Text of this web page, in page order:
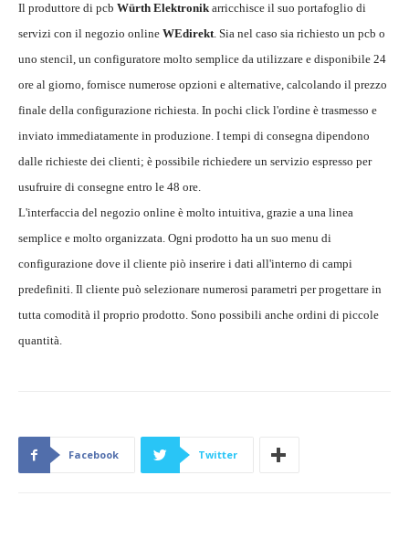
Il produttore di pcb Würth Elektronik arricchisce il suo portafoglio di
servizi con il negozio online WEdirekt. Sia nel caso sia richiesto un pcb o
uno stencil, un configuratore molto semplice da utilizzare e disponibile 24
ore al giorno, fornisce numerose opzioni e alternative, calcolando il prezzo
finale della configurazione richiesta. In pochi click l'ordine è trasmesso e
inviato immediatamente in produzione. I tempi di consegna dipendono
dalle richieste dei clienti; è possibile richiedere un servizio espresso per
usufruire di consegne entro le 48 ore.
L'interfaccia del negozio online è molto intuitiva, grazie a una linea
semplice e molto organizzata. Ogni prodotto ha un suo menu di
configurazione dove il cliente piò inserire i dati all'interno di campi
predefiniti. Il cliente può selezionare numerosi parametri per progettare in
tutta comodità il proprio prodotto. Sono possibili anche ordini di piccole
quantità.
Facebook Twitter